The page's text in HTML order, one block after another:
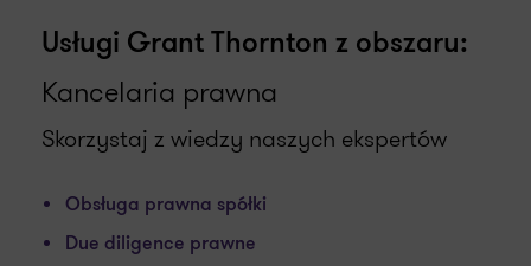
Usługi Grant Thornton z obszaru:
Kancelaria prawna
Skorzystaj z wiedzy naszych ekspertów
Obsługa prawna spółki
Due diligence prawne